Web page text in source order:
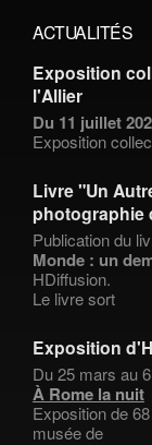
ACTUALITÉS
Exposition
l'Allier
Du 11 juillet
Exposition
Livre "Un
photographie
Publication du
Monde : un
HDiffusion.
Le livre sort
Exposition
Du 25 mars au
À Rome la nuit
Exposition de
musée de